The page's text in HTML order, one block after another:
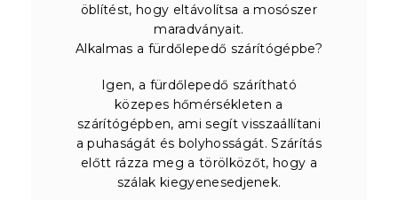
öblítést, hogy eltávolítsa a mosószer
maradványait.
Alkalmas a fürdőlepedő szárítógépbe?
Igen, a fürdőlepedő szárítható
közepes hőmérsékleten a
szárítógépben, ami segít visszaállítani
a puhaságát és bolyhosságát. Szárítás
előtt rázza meg a törölközőt, hogy a
szálak kiegyenesedjenek.